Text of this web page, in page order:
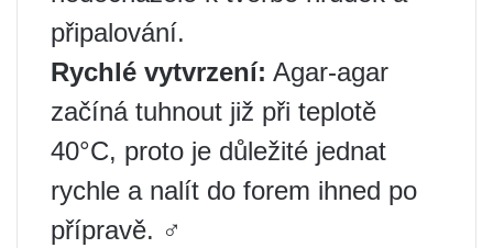
připalování.
Rychlé vytvrzení: Agar-agar
začíná tuhnout již při teplotě
40°C, proto je důležité jednat
rychle a nalít do forem ihned po
přípravě. ‍♂️